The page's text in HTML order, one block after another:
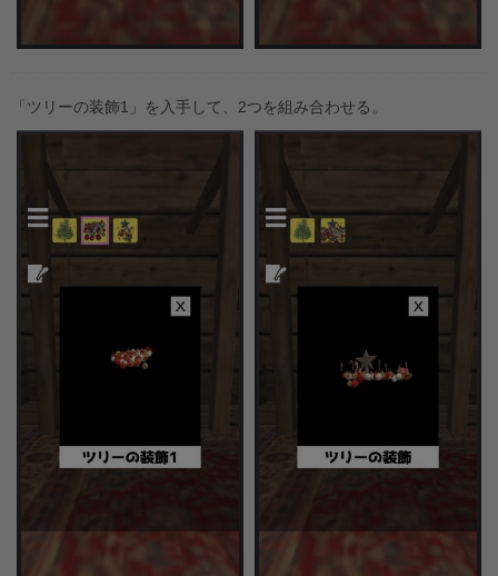
「ツリーの装飾1」を入手して、2つを組み合わせる。